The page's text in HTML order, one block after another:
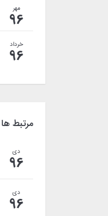
مهر
96
خرداد
96
مرتبط ها
دی
96
دی
96